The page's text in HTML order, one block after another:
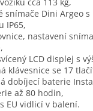
cca 113 kg,
snímače Dini Argeo s
IP65,
nastavení
LCD displej s
klávesnice se 17
dobíjecí baterie
až 80 hodin,
EU vidlicí v balení.